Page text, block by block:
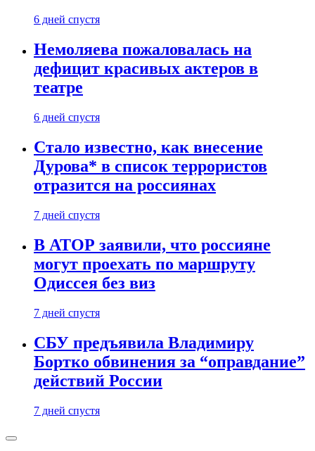
6 дней спустя
Немоляева пожаловалась на
дефицит красивых актеров в
театре
6 дней спустя
Стало известно, как внесение
Дурова* в список террористов
отразится на россиянах
7 дней спустя
В АТОР заявили, что россияне
могут проехать по маршруту
Одиссея без виз
7 дней спустя
СБУ предъявила Владимиру
Бортко обвинения за “оправдание”
действий России
7 дней спустя